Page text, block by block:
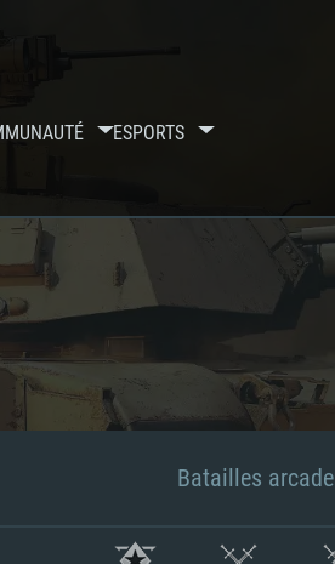
ESPORTS
Batailles arcade